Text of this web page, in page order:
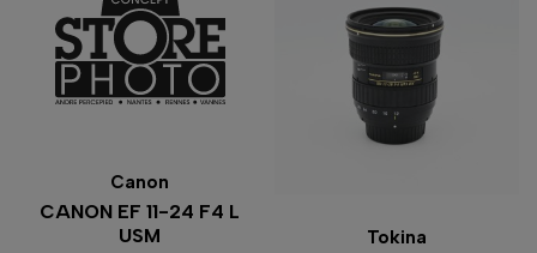
Canon
CANON EF 11-24 F4 L
USM
Tokina